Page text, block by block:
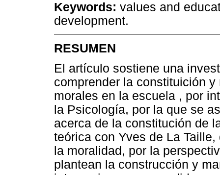
Keywords: values and
development.
RESUMEN
El artículo sostiene una
comprender la constituición
morales en la escuela , por
la Psicología, por la que se
acerca de la constitución de
teórica con Yves de La
la moralidad, por la
plantean la construcción y